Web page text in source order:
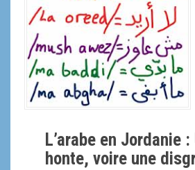
L’arabe en Jordanie :
honte, voire une